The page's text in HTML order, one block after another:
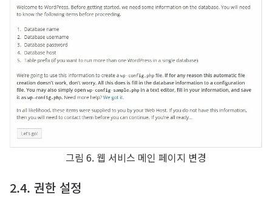
그림 6. 웹 서비스 메인 페이지 변경
2.4. 권한 설정